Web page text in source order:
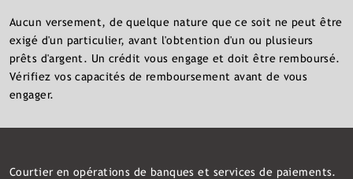
Aucun versement, de quelque nature que ce soit ne peut être
exigé d'un particulier, avant l'obtention d'un ou plusieurs
prêts d'argent. Un crédit vous engage et doit être remboursé.
Vérifiez vos capacités de remboursement avant de vous
engager.
Courtier en opérations de banques et services de paiements.